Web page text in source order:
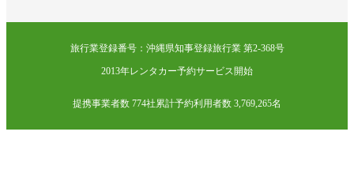
旅行業登録番号：沖縄県知事登録旅行業 第2-368号
2013年レンタカー予約サービス開始
提携事業者数 774社累計予約利用者数 3,769,265名